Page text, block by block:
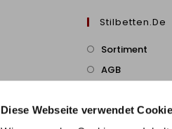
Diese Webseite verwendet
Stilbetten.de
Sortiment
AGB